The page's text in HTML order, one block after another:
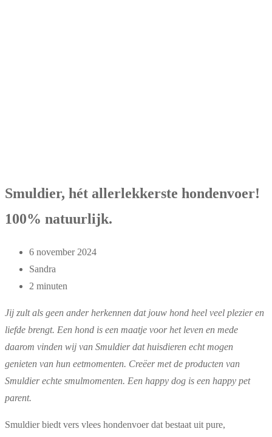
Smuldier, hét allerlekkerste hondenvoer!
100% natuurlijk.
6 november 2024
Sandra
2 minuten
Jij zult als geen ander herkennen dat jouw hond heel veel plezier en
liefde brengt. Een hond is een maatje voor het leven en mede
daarom vinden wij van Smuldier dat huisdieren echt mogen
genieten van hun eetmomenten. Creëer met de producten van
Smuldier echte smulmomenten. Een happy dog is een happy pet
parent.
Smuldier biedt vers vlees hondenvoer dat bestaat uit pure,